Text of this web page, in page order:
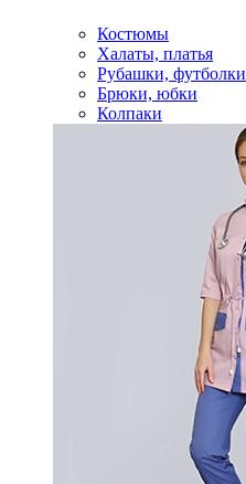
Костюмы
Халаты, платья
Рубашки, футболки
Брюки, юбки
Колпаки